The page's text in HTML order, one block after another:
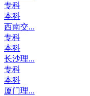
专科
本科
西南交...
专科
本科
长沙理...
专科
本科
厦门理...